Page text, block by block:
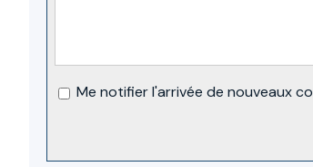
Me notifier l'arrivée de nouveaux